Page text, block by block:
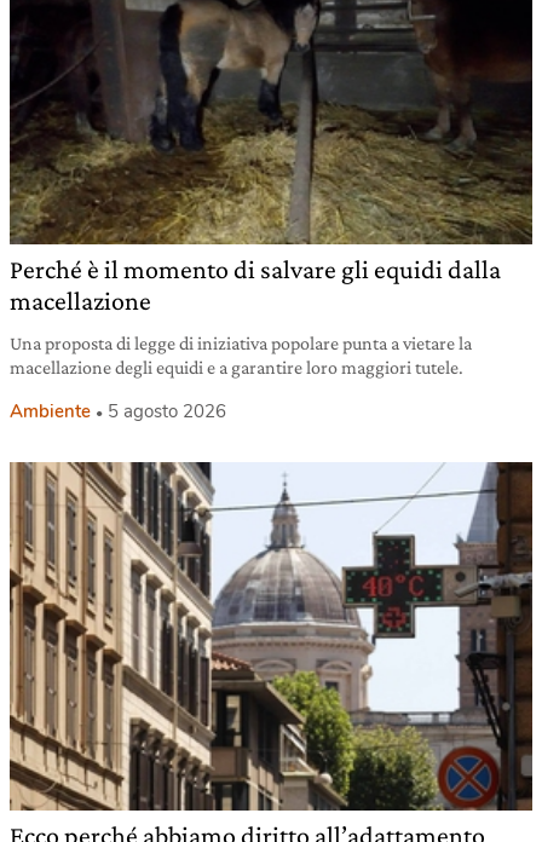
Perché è il momento di salvare gli equidi dalla
macellazione
Una proposta di legge di iniziativa popolare punta a vietare la
macellazione degli equidi e a garantire loro maggiori tutele.
Ambiente 5 agosto 2026
Ecco perché abbiamo diritto all’adattamento